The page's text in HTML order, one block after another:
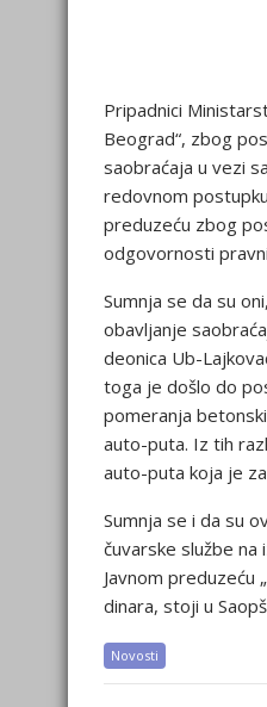
Pripadnici
Beograd“, zbog
saobraćaja u vezi
redovnom
preduzeću zbog
odgovornosti
Sumnja se da su
obavljanje
deonica Ub-
toga je došlo do
pomeranja
auto-puta. Iz tih
auto-puta koja je
Sumnja se i da su
čuvarske službe
Javnom preduzeću
dinara, stoji u
Novosti